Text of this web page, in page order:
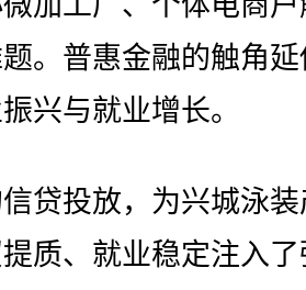
。普惠金融的触角
兴与就业增长。
投放，为兴城泳装
质、就业稳定注入